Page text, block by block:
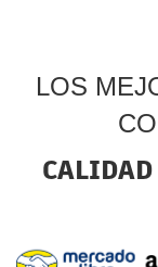
LOS
CALIDAD